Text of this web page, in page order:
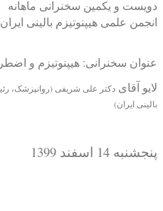
دویست و یکمین سخنرانی ماهانه
انجمن علمی هیپنوتیزم بالینی ایران
عنوان سخنرانی: هیپنوتیزم و
لایو آقای دکتر علی شریفی (روانپزشک،
بالینی ایران)
پنجشنبه 14 اسفند 1399